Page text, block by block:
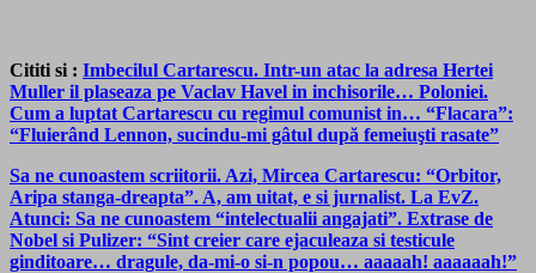
Cititi si : Imbecilul Cartarescu. Intr-un atac la adresa Hertei
Muller il plaseaza pe Vaclav Havel in inchisorile… Poloniei.
Cum a luptat Cartarescu cu regimul comunist in… “Flacara”:
“Fluierând Lennon, sucindu-mi gâtul după femeiuşti rasate”
Sa ne cunoastem scriitorii. Azi, Mircea Cartarescu: “Orbitor,
Aripa stanga-dreapta”. A, am uitat, e si jurnalist. La EvZ.
Atunci: Sa ne cunoastem “intelectualii angajati”. Extrase de
Nobel si Pulizer: “Sint creier care ejaculeaza si testicule
ginditoare… dragule, da-mi-o si-n popou… aaaaah! aaaaaah!”